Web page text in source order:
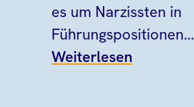
es um Narzissten in
Führungspositionen...
Weiterlesen